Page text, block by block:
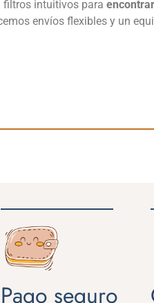
filtros intuitivos para
envíos flexibles y un
Pago seguro